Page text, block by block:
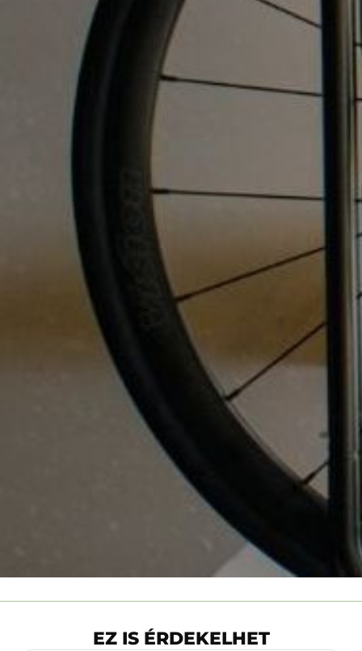
EZ IS ÉRDEKELHET